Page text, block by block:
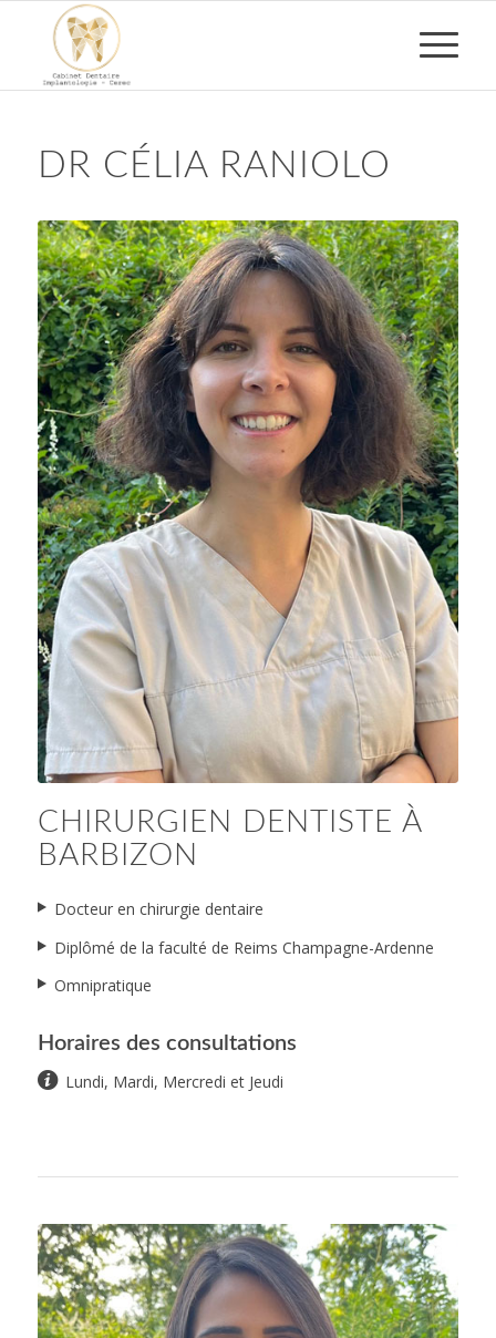
DR CÉLIA RANIOLO
Dr Célia Raniolo – Dentiste Barbizon
CHIRURGIEN DENTISTE À
BARBIZON
Docteur en chirurgie dentaire
Diplômé de la faculté de Reims Champagne-Ardenne
Omnipratique
Horaires des consultations
Lundi, Mardi, Mercredi et Jeudi